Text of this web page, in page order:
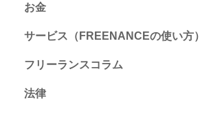
お金
サービス（FREENANCEの使い方）
フリーランスコラム
法律